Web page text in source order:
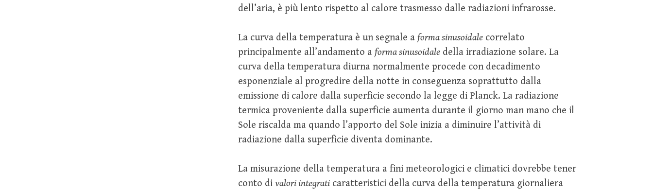
dell’aria, è più lento rispetto al calore trasmesso dalle radiazioni infrarosse.
La curva della temperatura è un segnale a forma sinusoidalecorrelato
principalmente all’andamento a forma sinusoidaledella irradiazione solare. La
curva della temperatura diurna normalmente procede con decadimento
esponenziale al progredire della notte in conseguenza soprattutto dalla
emissione di calore dalla superficie secondo la legge di Planck. La radiazione
termica proveniente dalla superficie aumenta durante il giorno man mano che il
Sole riscalda ma quando l’apporto del Sole inizia a diminuire l’attività di
radiazione dalla superficie diventa dominante.
La misurazione della temperatura a fini meteorologici e climatici dovrebbe tener
conto di valori integraticaratteristici della curva della temperatura giornaliera